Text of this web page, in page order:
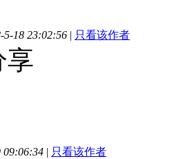
5-18 23:02:56 | 只看该作者
享
09:06:34 | 只看该作者